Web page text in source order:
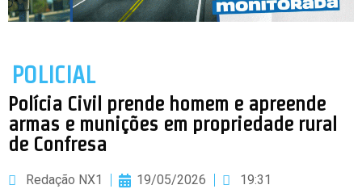
POLICIAL
Polícia Civil prende homem e apreende
armas e munições em propriedade rural
de Confresa
Redação NX1 19/05/2026 19:31